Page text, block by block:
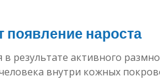
нароста
результате активного
внутри кожных